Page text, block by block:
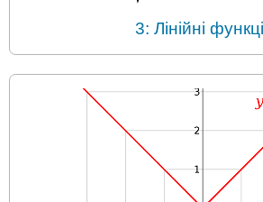
3: Лінійні